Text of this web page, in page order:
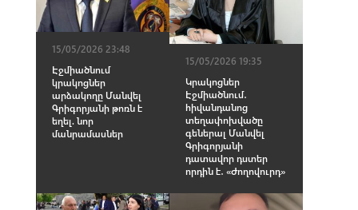
15/05/2026 23:48
Էջմիածնում
կրակոցներ
արձակողը Մանվել
Գրիգորյանի թոռն է
եղել. նոր
մանրամասներ
15/05/2026 19:35
Կրակոցներ
Էջմիածնում․
հիվանդանոց
տեղափոխվածը
գեներալ Մանվել
Գրիգորյանի
դատավոր դստեր
որդին է․ «Ժողովուրդ»